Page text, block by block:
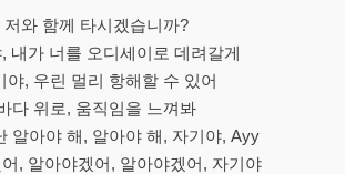
저와 함께 타시겠습니까?
내가 너를 오디세이로 데려갈게
야, 우린 멀리 항해할 수 있어
다 위로, 움직임을 느껴봐
알아야 해, 알아야 해, 자기야, Ayy
, 알아야겠어, 알아야겠어, 자기야